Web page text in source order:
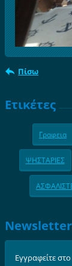
Πίσω
Ετικέτες
Γραφεια
ΨΗΣΤΑΡΙΕΣ
Newsletter
Εγγραφείτε